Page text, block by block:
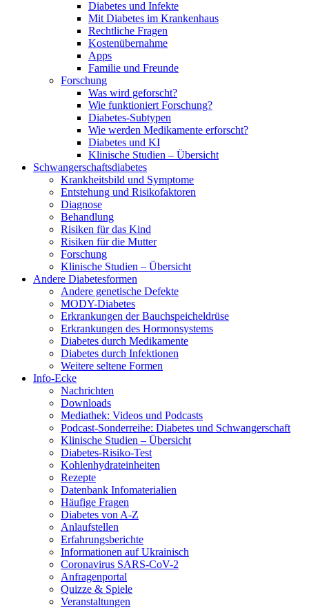
Diabetes und Infekte
Mit Diabetes im Krankenhaus
Rechtliche Fragen
Kostenübernahme
Apps
Familie und Freunde
Forschung
Was wird geforscht?
Wie funktioniert Forschung?
Diabetes-Subtypen
Wie werden Medikamente erforscht?
Diabetes und KI
Klinische Studien – Übersicht
Schwangerschaftsdiabetes
Krankheitsbild und Symptome
Entstehung und Risikofaktoren
Diagnose
Behandlung
Risiken für das Kind
Risiken für die Mutter
Forschung
Klinische Studien – Übersicht
Andere Diabetesformen
Andere genetische Defekte
MODY-Diabetes
Erkrankungen der Bauchspeicheldrüse
Erkrankungen des Hormonsystems
Diabetes durch Medikamente
Diabetes durch Infektionen
Weitere seltene Formen
Info-Ecke
Nachrichten
Downloads
Mediathek: Videos und Podcasts
Podcast-Sonderreihe: Diabetes und Schwangerschaft
Klinische Studien – Übersicht
Diabetes-Risiko-Test
Kohlenhydrateinheiten
Rezepte
Datenbank Infomaterialien
Häufige Fragen
Diabetes von A-Z
Anlaufstellen
Erfahrungsberichte
Informationen auf Ukrainisch
Coronavirus SARS-CoV-2
Anfragenportal
Quizze & Spiele
Veranstaltungen